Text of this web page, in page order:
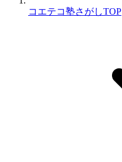
コエテコ塾さがしTOP